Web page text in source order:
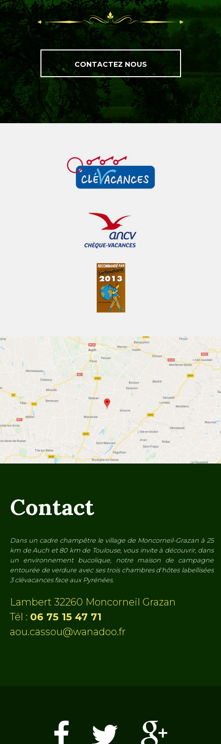
CONTACTEZ NOUS
Contact
Dans un cadre champêtre le village de Moncorneil-Grazan à 25
km de Auch et 80 km de Toulouse, vous invite à découvrir, dans
un environnement bucolique, notre maison de campagne
entourée de verdure avec ses trois chambres d'hôtes labellisées
3 clévacances face aux Pyrénées.
Lambert 32260 Moncorneil Grazan
Tél : 06 75 15 47 71
aou.cassou@wanadoo.fr